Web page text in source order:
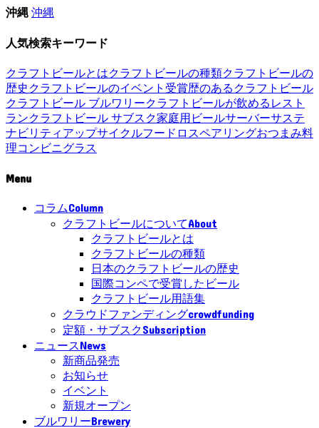
沖縄 沖縄
人気検索キーワード
クラフトビールとはクラフトビールの種類クラフトビールの
歴史 クラフトビールのイベント 受賞歴のあるクラフトビール
クラフトビール ブルワリークラフトビールが飲めるレスト
ランクラフトビール サブスク家庭用ビールサーバーサステ
ナビリティ アップサイクルフードロスペアリングおつまみ料
理コンビニグラス
Menu
コラムColumn
クラフトビールについてAbout
クラフトビールとは
クラフトビールの種類
日本のクラフトビールの歴史
国際コンペで受賞したビール
クラフトビール用語集
クラウドファンディングcrowdfunding
定額・サブスクSubscription
ニュースNews
新商品発売
お知らせ
イベント
新規オープン
ブルワリーBrewery